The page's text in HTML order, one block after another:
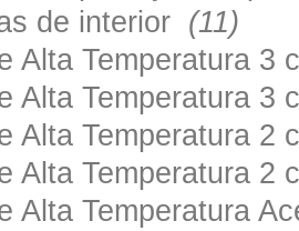
de interior (11)
Alta Temperatura
Alta Temperatura
Alta Temperatura
Alta Temperatura
Alta Temperatura